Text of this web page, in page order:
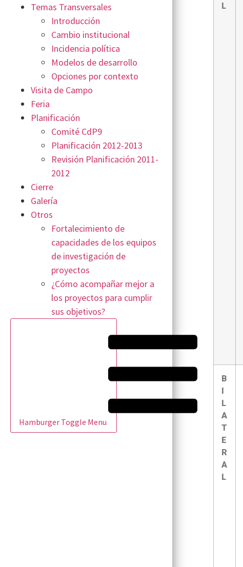
Temas Transversales
Introducción
Cambio institucional
Incidencia política
Modelos de desarrollo
Opciones por contexto
Visita de Campo
Feria
Planificación
Comité CdP9
Planificación 2012-2013
Revisión Planificación 2011-
2012
Cierre
Galería
Otros
Fortalecimiento de
capacidades de los equipos
de investigación de
proyectos
¿Cómo acompañar mejor a
los proyectos para cumplir
sus objetivos?
Hamburger Toggle Menu
L
B
I
L
A
T
E
R
A
L